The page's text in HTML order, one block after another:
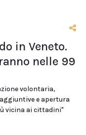
in Veneto.
nelle 99
volontaria,
e apertura
vicina ai cittadini"